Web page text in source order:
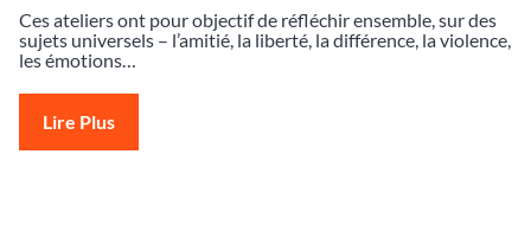
Ces ateliers ont pour objectif de réfléchir ensemble, sur des
sujets universels – l’amitié, la liberté, la différence, la violence,
les émotions…
Lire Plus